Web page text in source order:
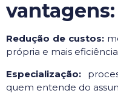
vantagens:
Redução de custos:
própria e mais
Especialização:
quem entende do